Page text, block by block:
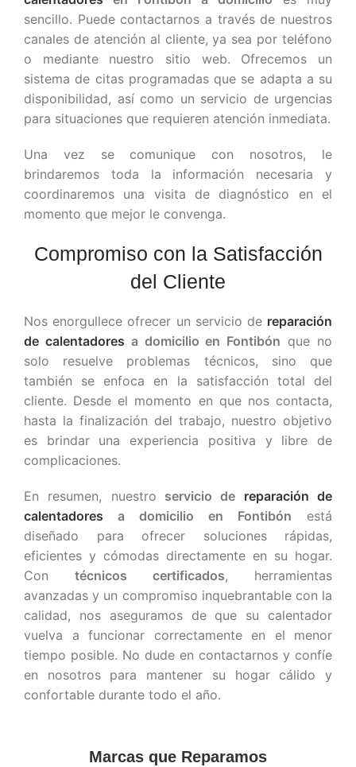
sencillo. Puede contactarnos a través de nuestros
canales de atención al cliente, ya sea por teléfono
o mediante nuestro sitio web. Ofrecemos un
sistema de citas programadas que se adapta a su
disponibilidad, así como un servicio de urgencias
para situaciones que requieren atención inmediata.
Una vez se comunique con nosotros, le
brindaremos toda la información necesaria y
coordinaremos una visita de diagnóstico en el
momento que mejor le convenga.
Compromiso con la Satisfacción
del Cliente
Nos enorgullece ofrecer un servicio de reparación
de calentadores a domicilio en Fontibón que no
solo resuelve problemas técnicos, sino que
también se enfoca en la satisfacción total del
cliente. Desde el momento en que nos contacta,
hasta la finalización del trabajo, nuestro objetivo
es brindar una experiencia positiva y libre de
complicaciones.
En resumen, nuestro servicio de reparación de
calentadores a domicilio en Fontibón está
diseñado para ofrecer soluciones rápidas,
eficientes y cómodas directamente en su hogar.
Con técnicos certificados, herramientas
avanzadas y un compromiso inquebrantable con la
calidad, nos aseguramos de que su calentador
vuelva a funcionar correctamente en el menor
tiempo posible. No dude en contactarnos y confíe
en nosotros para mantener su hogar cálido y
confortable durante todo el año.
Marcas que Reparamos